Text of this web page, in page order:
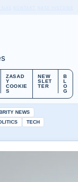
ZASAD
Y
COOKIE
S
NEW
SLET
TER
B
L
O
G
NEWS
TECH